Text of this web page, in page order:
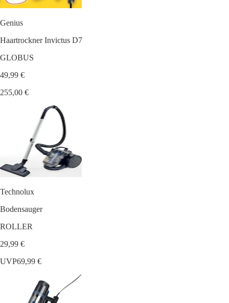
Genius
Haartrockner Invictus D7
GLOBUS
49,99 €
255,00 €
Technolux
Bodensauger
ROLLER
29,99 €
UVP69,99 €